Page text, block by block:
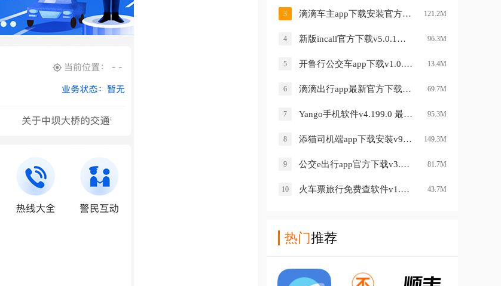
3 滴滴车主app下载安装官方免费下载v9.3.8 安卓版 121.2M
4 新版incall官方下载v5.0.1安卓版 96.3M
5 开鲁行公交车app下载v1.0.5 最新版 13.4M
6 滴滴出行app最新官方下载安装2026v8.0.5 安卓版 69.7M
7 Yango手机软件v4.199.0 最新版 95.3M
8 添猫司机端app下载安装v9.70.0.0004 安卓版 149.3M
9 公交e出行app官方下载v3.0.6 安卓版 81.7M
10 火车票旅行免费查软件v1.1.3 安卓版 43.7M
热门推荐